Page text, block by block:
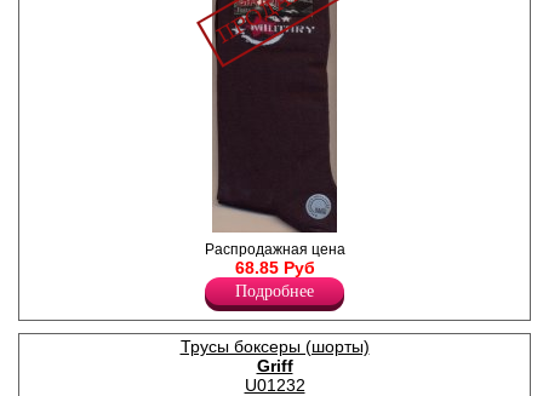
Носки мужские, сбоку
рисунок с надписью,
уплотнённые пятка и мысок.
Лайкра 5%
Полиамид 20%
Хлопок 75%
Распродажная цена
68.85 Руб
Подробнее
Трусы боксеры (шорты)
Griff
U01232